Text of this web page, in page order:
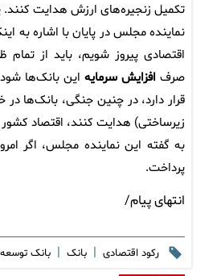
تکمیل زنجیره‌های ارزش هدایت
نماینده مجلس در پایان با اشاره به
اقتصادی پیروز شویم، باید از
صرف افزایش سرمایه این بانک‌ها
قرار دارد، در چنین جنگی، بانک‌ها
زیرساختی) هدایت کنند، اقتصاد کشور
به گفته این نماینده مجلس، اگر
پرداخت.
انتهای پیام/
رکود اقتصادی | بانک | بانک